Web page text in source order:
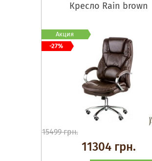
Кресло Rain brown
15499 грн.
11304 грн.
Акция
-27%